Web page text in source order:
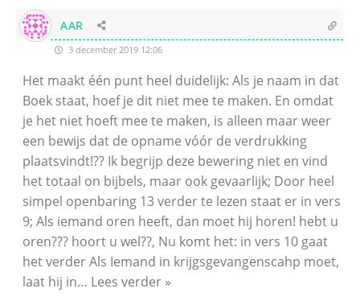
AAR
3 december 2019 12:06
Het maakt één punt heel duidelijk: Als je naam in dat
Boek staat, hoef je dit niet mee te maken. En omdat
je het niet hoeft mee te maken, is alleen maar weer
een bewijs dat de opname vóór de verdrukking
plaatsvindt!?? Ik begrijp deze bewering niet en vind
het totaal on bijbels, maar ook gevaarlijk; Door heel
simpel openbaring 13 verder te lezen staat er in vers
9; Als iemand oren heeft, dan moet hij horen! hebt u
oren??? hoort u wel??, Nu komt het: in vers 10 gaat
het verder Als Iemand in krijgsgevangenscahp moet,
laat hij in… Lees verder »